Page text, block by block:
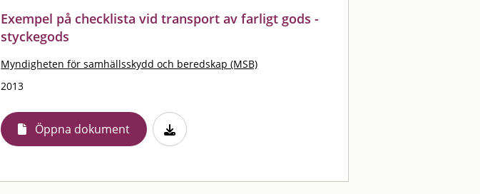
Exempel på checklista vid transport av farligt gods -
styckegods
Myndigheten för samhällsskydd och beredskap (MSB)
2013
Öppna dokument